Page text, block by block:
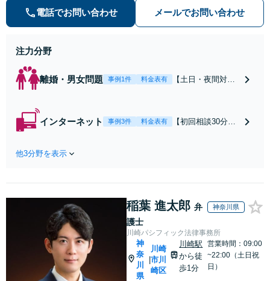
の種類を問わず相談可。可能な限り
早期対応で駆けつけサポート【労
電話でお問い合わせ メールでお問い合わせ
注力分野
離婚・男女問題 事例1件 料金表有
【土日・夜間対応
れたら、サインす
負担を軽減「弁護
士の交渉で慰謝料
交渉も対応可」
【完全個室対応】
インターネット 事例3件 料金表有
【初回相談30分無
報開示請求をおこ
お店の風評被害対
防止のために尽
力」加害者側の対
応可：開示請求の
意見照会が来たと
他3分野を表示
稲葉 進太郎 弁
護士
神奈川県
川崎パシフィック法律事務所
神
奈
川
県
川崎
市川
崎区
川崎駅
から徒
歩1分
営業時間：09:00
~22:00（土日祝
日）